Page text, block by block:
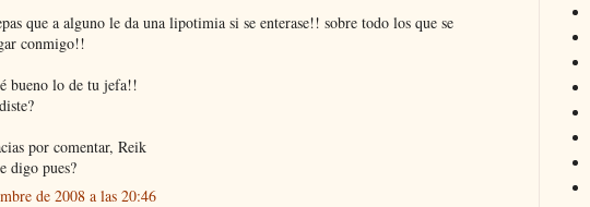
que a alguno le da una lipotimia si se enterase!! sobre todo los que se
conmigo!!
bueno lo de tu jefa!!
por comentar, Reik
digo pues?
de 2008 a las 20:46